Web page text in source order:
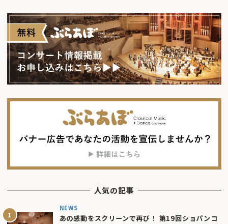
人気の記事
NEWS
あの感動をスクリーンで再び！ 第19回ショパンコ